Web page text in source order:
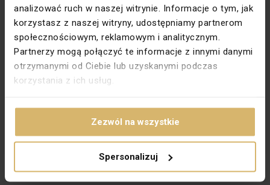
analizować ruch w naszej witrynie. Informacje o tym, jak
korzystasz z naszej witryny, udostępniamy partnerom
społecznościowym, reklamowym i analitycznym.
Partnerzy mogą połączyć te informacje z innymi danymi
otrzymanymi od Ciebie lub uzyskanymi podczas
korzystania z ich usług.
Zezwól na wszystkie
Spersonalizuj
Przesłona przeciwkurzowa Nie
Dodatkowe gniazdo Puste miejsce
Materiał dokładny PC
Pozostałe dane techniczne
Obudowa ekranowana nie